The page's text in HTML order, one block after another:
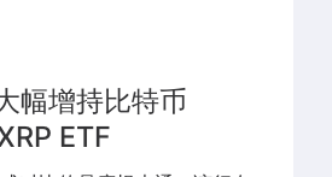
幅增持比特币
ETF